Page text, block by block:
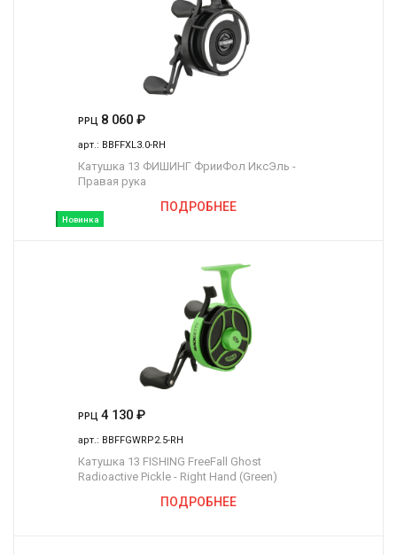
Новинка
РРЦ 8 060 ₽
арт.: BBFFXL3.0-RH
Катушка 13 ФИШИНГ ФрииФол ИксЭль -
Правая рука
ПОДРОБНЕЕ
РРЦ 4 130 ₽
арт.: BBFFGWRP2.5-RH
Катушка 13 FISHING FreeFall Ghost
Radioactive Pickle - Right Hand (Green)
ПОДРОБНЕЕ